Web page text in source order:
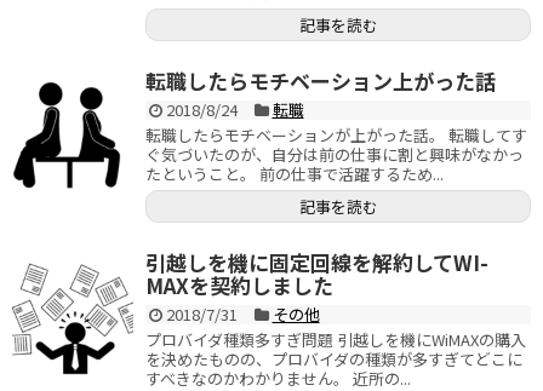
記事を読む
転職したらモチベーション上がった話
2018/8/24
転職
転職したらモチベーションが上がった話。 転職してす
ぐ気づいたのが、自分は前の仕事に割と興味がなかっ
たということ。 前の仕事で活躍するため...
記事を読む
引越しを機に固定回線を解約してWI-
MAXを契約しました
2018/7/31
その他
プロバイダ種類多すぎ問題 引越しを機にWiMAXの購入
を決めたものの、プロバイダの種類が多すぎてどこに
すべきなのかわかりません。 近所の...